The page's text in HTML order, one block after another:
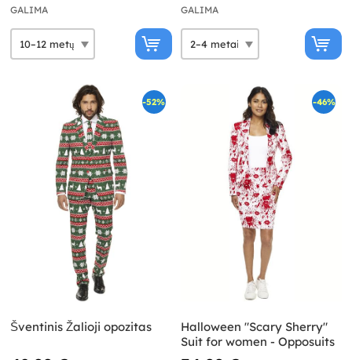
GALIMA GALIMA
-52%
Šventinis Žalioji opozitas
-46%
Halloween "Scary Sherry"
Suit for women - Opposuits